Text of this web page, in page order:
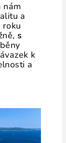
nám
a
roku
s
k
a